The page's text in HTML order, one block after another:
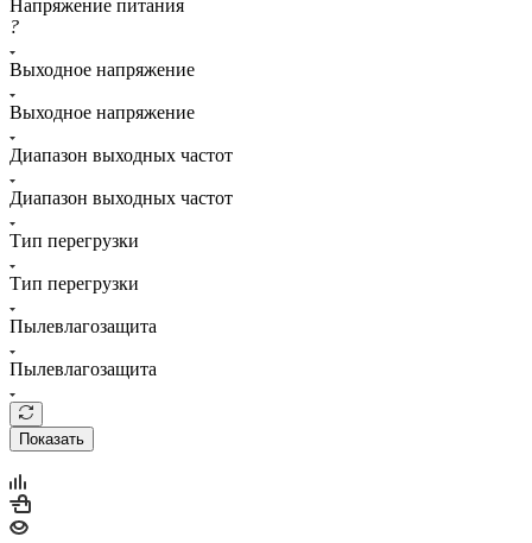
Напряжение питания
?
Выходное напряжение
Выходное напряжение
Диапазон выходных частот
Диапазон выходных частот
Тип перегрузки
Тип перегрузки
Пылевлагозащита
Пылевлагозащита
Показать